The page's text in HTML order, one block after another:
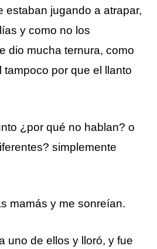
estaban jugando a atrapar,
y como no los
dio mucha ternura, como
por que el llanto
¿por qué no hablan? o
simplemente
mamás y me sonreían.
uno de ellos y lloró, y fue